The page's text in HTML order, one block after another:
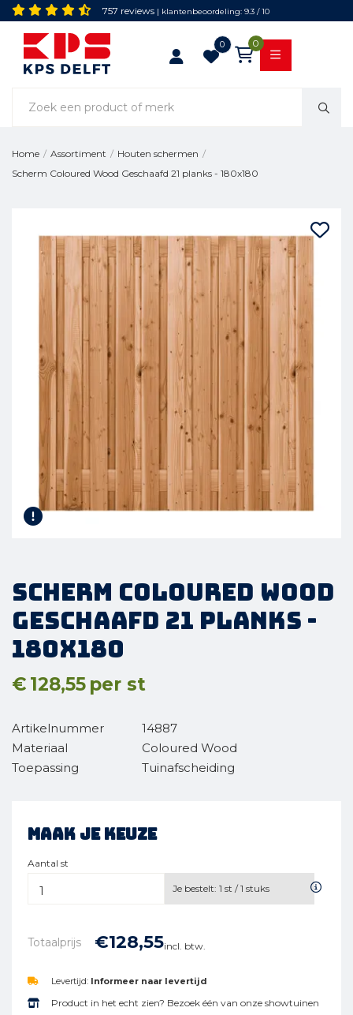
757 reviews | klantenbeoordeling: 9.3 / 10
0 0
Home / Assortiment / Houten schermen /
Scherm Coloured Wood Geschaafd 21 planks - 180x180
Scherm Coloured Wood
Geschaafd 21 planks -
180x180
€ 128,55 per st
Artikelnummer
14887
Materiaal
Coloured Wood
Toepassing
Tuinafscheiding
Maak je keuze
Aantal st
Je bestelt: 1 st /1 stuks
Totaalprijs €128,55incl. btw.
Levertijd: Informeer naar levertijd
Product in het echt zien? Bezoek één van onze showtuinen